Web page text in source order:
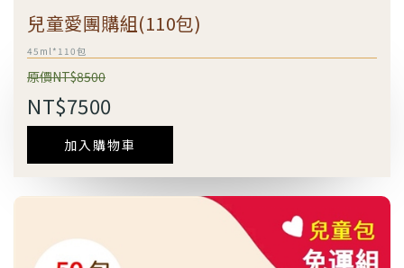
兒童愛團購組(110包)
45ml*110包
原價NT$8500
NT$7500
加入購物車